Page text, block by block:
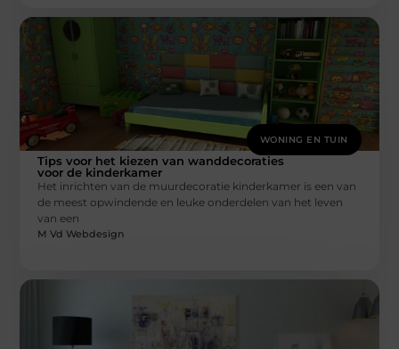
WONING EN TUIN
Tips voor het kiezen van wanddecoraties
voor de kinderkamer
Het inrichten van de muurdecoratie kinderkamer is een van
de meest opwindende en leuke onderdelen van het leven
van een
M Vd Webdesign